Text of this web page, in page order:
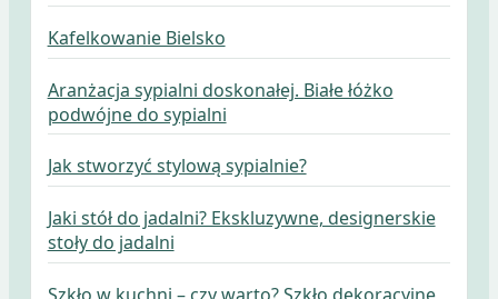
Kafelkowanie Bielsko
Aranżacja sypialni doskonałej. Białe łóżko
podwójne do sypialni
Jak stworzyć stylową sypialnie?
Jaki stół do jadalni? Ekskluzywne, designerskie
stoły do jadalni